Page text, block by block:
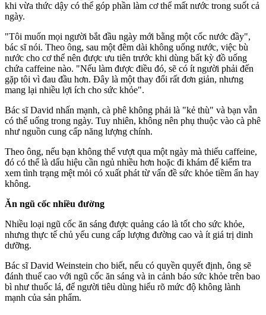
khi vừa thức dậy có thể góp phần làm c‌ơ th‌ể mất nước trong suốt cả
ngày.
"Tôi muốn mọi người bắt đầu ngày mới bằng một cốc nước đầy",
bác sĩ nói. Theo ông, sau một đêm dài không uống nước, việc bù
nước cho c‌ơ th‌ể nên được ưu tiên trước khi dùng bất kỳ đồ uống
chứa caffeine nào. "Nếu làm được điều đó, sẽ có ít người phải đến
gặp tôi vì đau đầu hơn. Đây là một thay đổi rất đơn giản, nhưng
mang lại nhiều lợi ích cho sức khỏe".
Bác sĩ David nhấn mạnh, cà phê không phải là "kẻ thù" và bạn vẫn
có thể uống trong ngày. Tuy nhiên, không nên phụ thuộc vào cà phê
như nguồn cung cấp năng lượng chính.
Theo ông, nếu bạn không thể vượt qua một ngày mà thiếu caffeine,
đó có thể là dấu hiệu cần ngủ nhiều hơn hoặc đi khám để kiểm tra
xem tình trạng mệt mỏi có xuất phát từ vấn đề sức khỏe tiềm ẩn hay
không.
Ăn ngũ cốc nhiều đường
Nhiều loại ngũ cốc ăn sáng được quảng cáo là tốt cho sức khỏe,
nhưng thực tế chủ yếu cung cấp lượng đường cao và ít giá trị dinh
dưỡng.
Bác sĩ David Weinstein cho biết, nếu có quyền quyết định, ông sẽ
đánh thuế cao với ngũ cốc ăn sáng và in cảnh báo sức khỏe trên bao
bì như thu‌ốc l‌á, để người tiêu dùng hiểu rõ mức độ không lành
mạnh của sản phẩm.